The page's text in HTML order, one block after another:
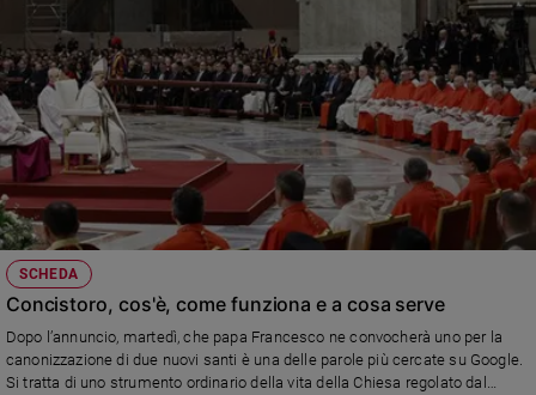
SCHEDA
Concistoro, cos'è, come funziona e a cosa serve
Dopo l’annuncio, martedì, che papa Francesco ne convocherà uno per la
canonizzazione di due nuovi santi è una delle parole più cercate su Google.
Si tratta di uno strumento ordinario della vita della Chiesa regolato dal